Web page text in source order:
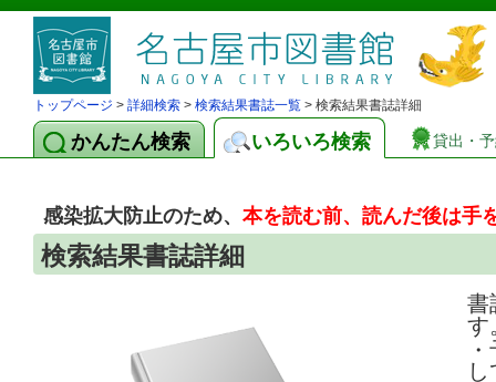
トップページ > 詳細検索 > 検索結果書誌一覧 > 検索結果書誌詳細
かんたん検索 いろいろ検索 貸出・
感染拡大防止のため、本を読む前、読んだ後は手
検索結果書誌詳細
書
す